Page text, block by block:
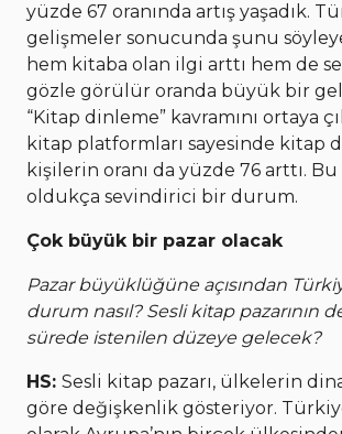
yüzde 67 oranında artış yaşadık.
gelişmeler sonucunda şunu
hem kitaba olan ilgi arttı hem de
gözle görülür oranda büyük bir
“Kitap dinleme” kavramını ortaya
kitap platformları sayesinde kitap
kişilerin oranı da yüzde 76 arttı.
oldukça sevindirici bir durum.
Çok büyük bir pazar olacak
Pazar büyüklüğüne açısından
durum nasıl? Sesli kitap pazarının
sürede istenilen düzeye gelecek?
HS: Sesli kitap pazarı, ülkelerin
göre değişkenlik gösteriyor.